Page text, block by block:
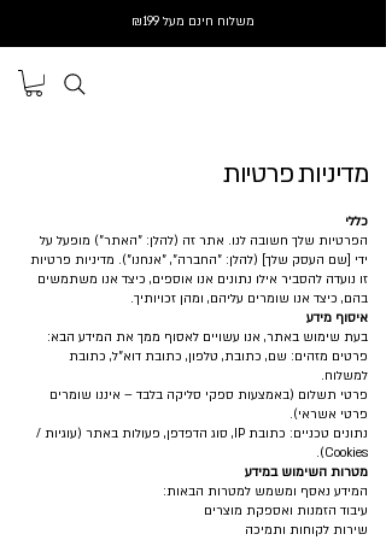
משלוח חינם מעל ₪199
מדיניות פרטיות
כללי
הפרטיות שלך חשובה לנו. אתר זה (להלן: "האתר") מופעל על
ידי [שם העסק שלך] (להלן: "החברה", "אנחנו"). מדיניות פרטיות
זו נועדה להסביר אילו נתונים אנו אוספים, כיצד אנו משתמשים
בהם, כיצד אנו שומרים עליהם, ומהן זכויותיך.
איסוף מידע
בעת שימוש באתר, אנו עשויים לאסוף ממך את המידע הבא:
פרטים מזהים: שם, כתובת, טלפון, כתובת דוא"ל, כתובת
למשלוח.
פרטי תשלום (באמצעות ספקי סליקה בלבד – איננו שומרים
פרטי אשראי).
נתונים טכניים: כתובת IP, סוג הדפדפן, פעולות באתר (עוגיות /
Cookies).
מטרות השימוש במידע
המידע נאסף ומשמש למטרות הבאות:
עיבוד הזמנות ואספקת מוצרים
שירות לקוחות ותמיכה